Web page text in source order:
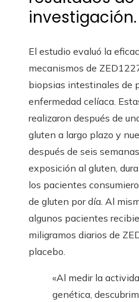
investigación.
El estudio evaluó la
mecanismos de
biopsias intestinales de
enfermedad celíaca.
realizaron después de
gluten a largo plazo y
después de seis
exposición al gluten,
los pacientes
de gluten por día. Al
algunos pacientes
miligramos diarios de
placebo.
«Al medir la
genética,